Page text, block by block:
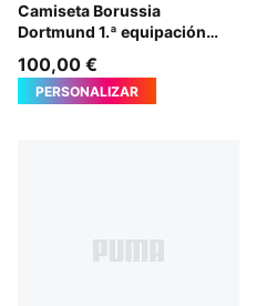
Camiseta Borussia
Dortmund 1.ª equipación
Faster Yellow-PUMA Black
100,00 €
PERSONALIZAR